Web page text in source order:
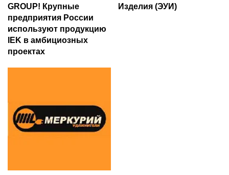
GROUP! Крупные
предприятия России
используют продукцию
IEK в амбициозных
проектах
Изделия (ЭУИ)